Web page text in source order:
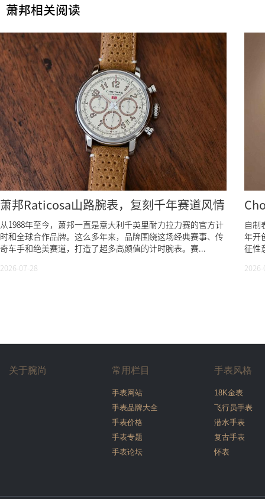
萧邦相关阅读
萧邦Raticosa山路腕表，复刻千年赛道风情
从1988年至今，萧邦一直是意大利千英里耐力拉力赛的官方计
时和全球合作品牌。这么多年来，品牌围绕这场经典赛事、传
奇车手和绝美赛道，打造了超多高颜值的计时腕表。赛...
2026-07-28
自制
年开
征性
关于腕尚 常用栏目
手表网站
手表品牌大全
手表价格
手表专题
手表论坛
手表风格
18K金表
飞行员手表
潜水手表
复古手表
怀表